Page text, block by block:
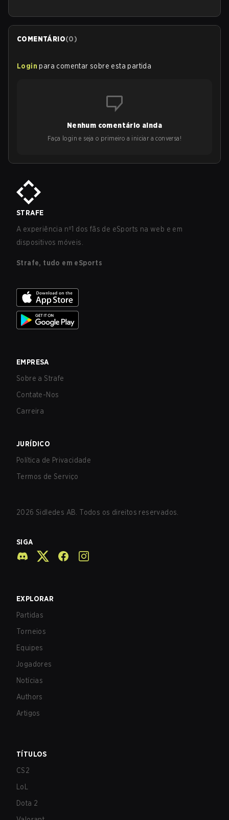
COMENTÁRIO(0)
Login para comentar sobre esta partida
Nenhum comentário ainda
Faça login e seja o primeiro a iniciar a conversa!
STRAFE
A experiência nº1 dos fãs de eSports na web e em
dispositivos móveis.
Strafe, tudo em eSports
EMPRESA
Sobre a Strafe
Contate-Nos
Carreira
JURÍDICO
Política de Privacidade
Termos de Serviço
2026 Sidledes AB. Todos os direitos reservados.
SIGA
EXPLORAR
Partidas
Torneios
Equipes
Jogadores
Notícias
Authors
Artigos
TÍTULOS
CS2
LoL
Dota 2